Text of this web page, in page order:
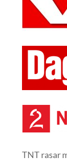
TNT rasar